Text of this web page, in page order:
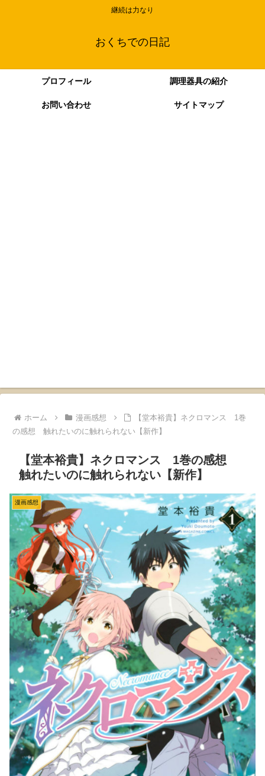
継続は力なり
おくちでの日記
プロフィール 調理器具の紹介
お問い合わせ サイトマップ
ホーム 漫画感想
【堂本裕貴】ネクロマンス 1巻
の感想 触れたいのに触れられない【新作】
【堂本裕貴】ネクロマンス 1巻の感想
触れたいのに触れられない【新作】
漫画感想